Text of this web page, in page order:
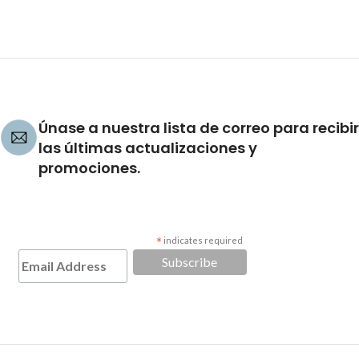
Únase a nuestra lista de correo para recibir
las últimas actualizaciones y
promociones.
* indicates required